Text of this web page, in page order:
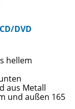
DVD
hellem
aus Metall
und außen 165